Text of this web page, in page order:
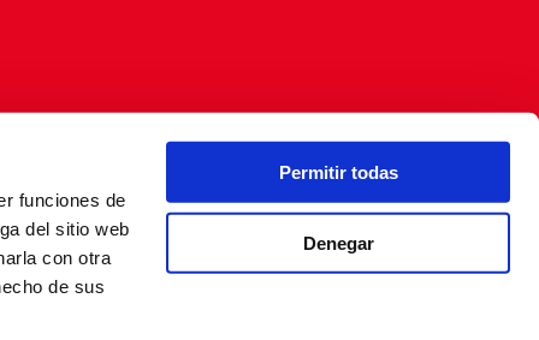
funciones de
del sitio web
con otra
de sus
Permitir todas
Denegar